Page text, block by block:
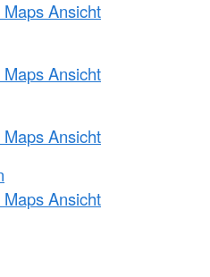
Ansicht
Ansicht
Ansicht
Ansicht